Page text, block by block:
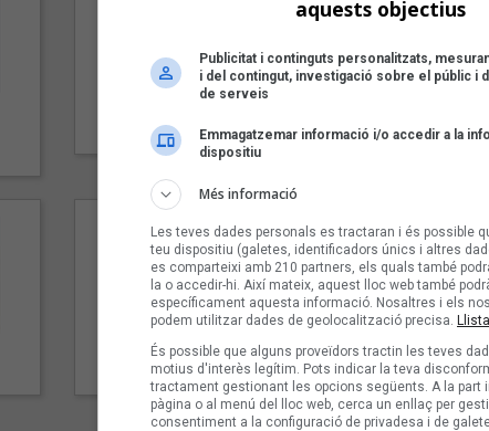
"Amb tu"
"Lo bueno y lo malo"
Carmen y María
Pep
aquests objectius
Publicitat i continguts personalitzats,
i del contingut, investigació sobre el públic i
de serveis
Emmagatzemar informació i/o accedir a la
dispositiu
Més informació
Les teves dades personals es tractaran i és possible
teu dispositiu (galetes, identificadors únics i altres
es comparteixi amb 210 partners, els quals també
la o accedir-hi. Així mateix, aquest lloc web també
específicament aquesta informació. Nosaltres i els
podem utilitzar dades de geolocalització precisa.
És possible que alguns proveïdors tractin les teves
motius d'interès legítim. Pots indicar la teva
tractament gestionant les opcions següents. A la part
pàgina o al menú del lloc web, cerca un enllaç per
consentiment a la configuració de privadesa i de